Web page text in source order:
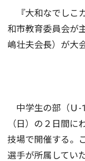
『大和なでしこ
和市教育委員会が
嶋壮夫会長）が大
中学生の部（Ｕ-
（日）の２日間
技場で開催する。
選手が所属してい